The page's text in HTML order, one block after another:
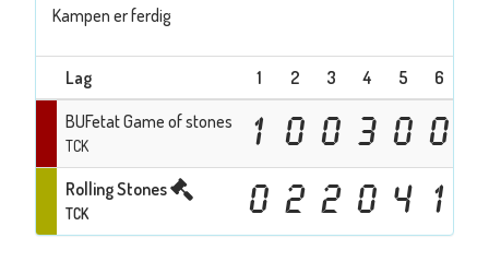
Kampen er ferdig
Lag 1 2 3 4 5 6
BUFetat Game of stones
TCK 1 0 0 3 0 0
Rolling Stones
TCK 0 2 2 0 4 1